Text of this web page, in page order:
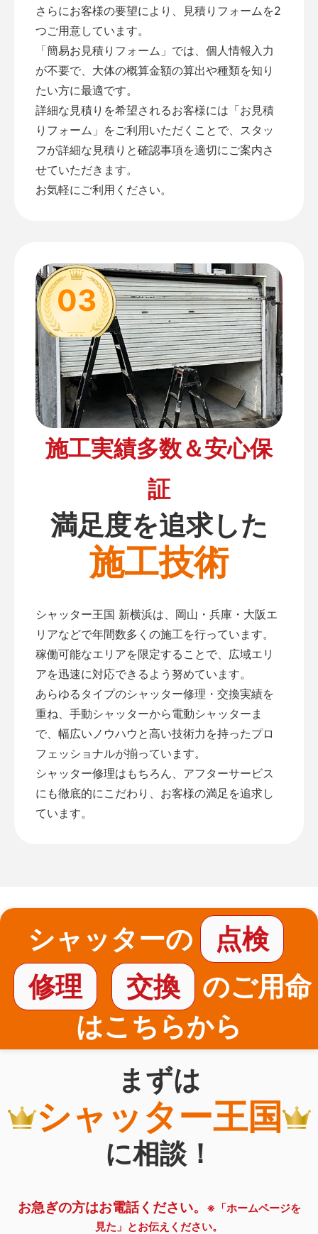
さらにお客様の要望により、見積りフォームを2
つご用意しています。
「簡易お見積りフォーム 」では、個人情報入力
が不要で、大体の概算金額の算出や種類を知り
たい方に最適です。
詳細な見積りを希望されるお客様には「お見積
りフォーム 」をご利用いただくことで、スタッ
フが詳細な見積りと確認事項を適切にご案内さ
せていただきます。
お気軽にご利用ください。
03
施工実績多数＆安心保
証
満足度を追求した
施工技術
シャッター王国 新横浜は、岡山・兵庫・大阪エ
リアなどで年間数多くの施工を行っています。
稼働可能なエリアを限定することで、広域エリ
アを迅速に対応できるよう努めています。
あらゆるタイプのシャッター修理・交換実績を
重ね、手動シャッターから電動シャッターま
で、幅広いノウハウと高い技術力を持ったプロ
フェッショナルが揃っています。
シャッター修理はもちろん、アフターサービス
にも徹底的にこだわり、お客様の満足を追求し
ています。
シャッターの
点検
修理
交換
のご用命
はこちらから
まずは
シャッター王国
に相談！
お急ぎの方はお電話ください。
※「ホームページを
見た」とお伝えください。